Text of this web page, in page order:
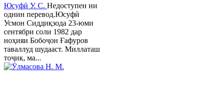
Юсуфӣ У. C. Недоступен ни
однин перевод.Юсуфӣ
Усмон Сиддиқзода 23-юми
сентябри соли 1982 дар
ноҳияи Бобоҷон Ғафуров
таваллуд шудааст. Миллаташ
тоҷик, ма...